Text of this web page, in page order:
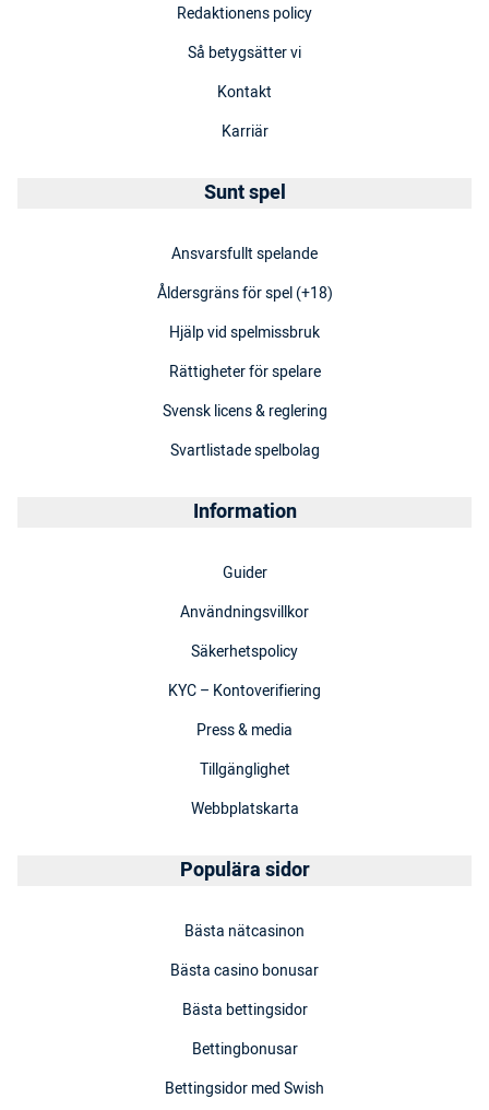
Redaktionens policy
Så betygsätter vi
Kontakt
Karriär
Sunt spel
Ansvarsfullt spelande
Åldersgräns för spel (+18)
Hjälp vid spelmissbruk
Rättigheter för spelare
Svensk licens & reglering
Svartlistade spelbolag
Information
Guider
Användningsvillkor
Säkerhetspolicy
KYC – Kontoverifiering
Press & media
Tillgänglighet
Webbplatskarta
Populära sidor
Bästa nätcasinon
Bästa casino bonusar
Bästa bettingsidor
Bettingbonusar
Bettingsidor med Swish